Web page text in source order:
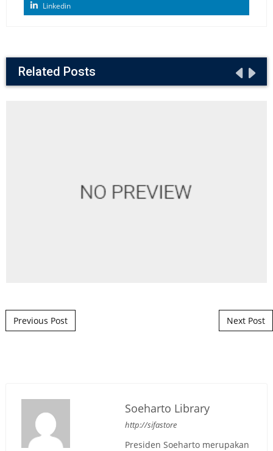
Linkedin
Related Posts
Post navigation
Previous Post Next Post
Soeharto Library
http://sifastore
Presiden Soeharto merupakan